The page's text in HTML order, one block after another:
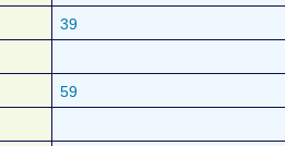
39
59